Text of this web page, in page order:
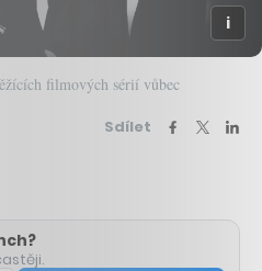
filmových sérií vůbec
Sdílet